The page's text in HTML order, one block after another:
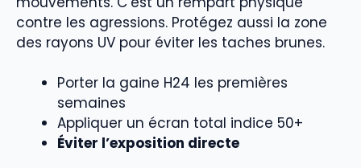
contre les agressions. Protégez aussi la zone
des rayons UV pour éviter les taches brunes.
Porter la gaine H24 les premières
semaines
Appliquer un écran total indice 50+
Éviter l’exposition directe